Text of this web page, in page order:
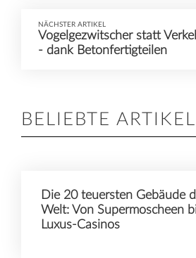
Sie die Details
und stimmen Sie
Akzeptieren
NÄCHSTER ARTIKEL
Vogelgezwitscher statt
- dank Betonfertigteilen
BELIEBTE ARTIKEL
Die 20 teuersten Gebäude
Welt: Von Supermoscheen
Luxus-Casinos